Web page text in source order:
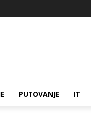
PUTOVANJE IT